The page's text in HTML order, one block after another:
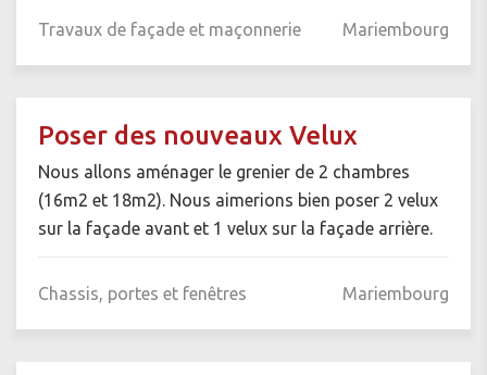
Travaux de façade et maçonnerie Mariembourg
Poser des nouveaux Velux
Nous allons aménager le grenier de 2 chambres
(16m2 et 18m2). Nous aimerions bien poser 2 velux
sur la façade avant et 1 velux sur la façade arrière.
Chassis, portes et fenêtres Mariembourg